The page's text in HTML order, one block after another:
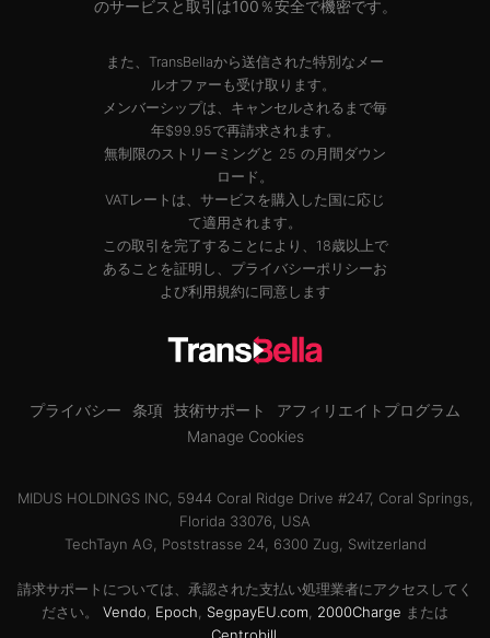
のサービスと取引は100％安全で機密です。
また、TransBellaから送信された特別なメー
ルオファーも受け取ります。
メンバーシップは、キャンセルされるまで毎
年$99.95で再請求されます。
無制限のストリーミングと 25 の月間ダウン
ロード。
VATレートは、サービスを購入した国に応じ
て適用されます。
この取引を完了することにより、18歳以上で
あることを証明し、 プライバシーポリシーお
よび利用規約に同意します
プライバシー 条項 技術サポート
アフィリエイトプログラム
Manage Cookies
MIDUS HOLDINGS INC, 5944 Coral Ridge Drive #247, Coral Springs,
Florida 33076, USA
TechTayn AG, Poststrasse 24, 6300 Zug, Switzerland
請求サポートについては、承認された支払い処理業者にアクセスしてく
ださい。 Vendo Epoch SegpayEU.com 2000Charge または
Centrobill